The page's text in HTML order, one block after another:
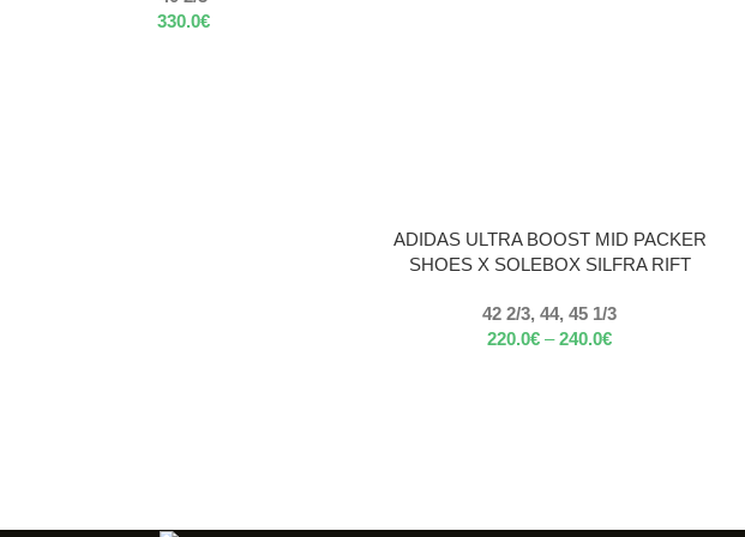
330.0€
VÝBER MOŽNOSTÍ
ADIDAS ULTRA BOOST MID PACKER
SHOES X SOLEBOX SILFRA RIFT
42 2/3, 44, 45 1/3
220.0€ – 240.0€